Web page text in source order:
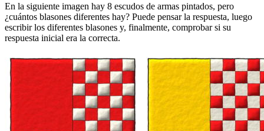
En la siguiente imagen hay 8 escudos de armas pintados, pero
¿cuántos blasones diferentes hay? Puede pensar la respuesta, luego
escribir los diferentes blasones y, finalmente, comprobar si su
respuesta inicial era la correcta.